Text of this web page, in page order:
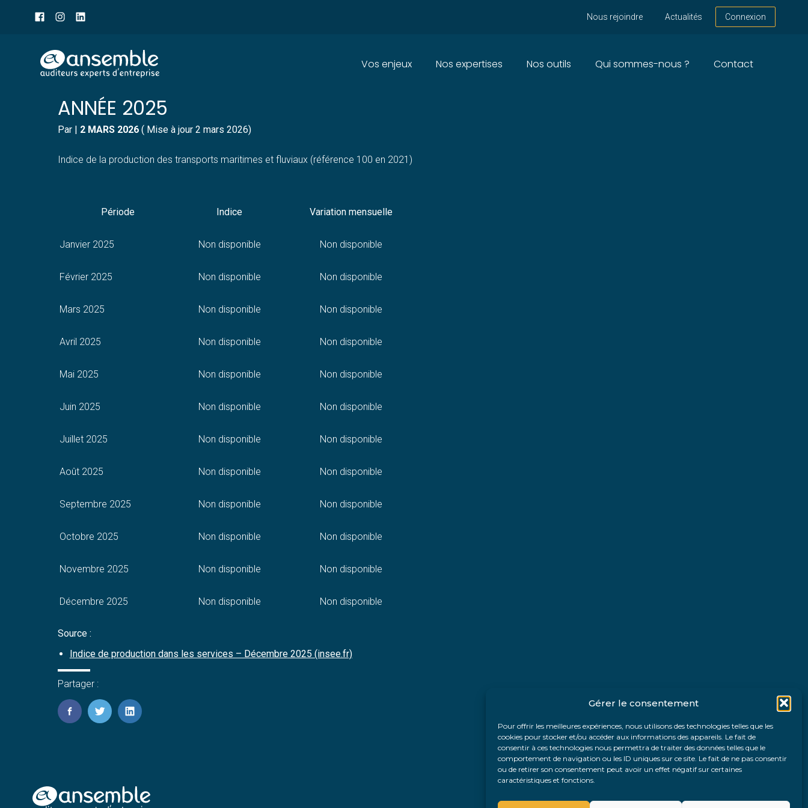
Gérer le consentement
Pour offrir les meilleures expériences, nous utilisons des technologies telles que les
cookies pour stocker et/ou accéder aux informations des appareils. Le fait de
consentir à ces technologies nous permettra de traiter des données telles que le
comportement de navigation ou les ID uniques sur ce site. Le fait de ne pas consentir
ou de retirer son consentement peut avoir un effet négatif sur certaines
caractéristiques et fonctions.
header
Nous rejoindre Actualités Connexion
Aller
au
Principal
Vos enjeux Nos expertises Nos outils Qui sommes-nous ? Contact
INDICE DE LA PRODUCTION DES TRANSPORTS MARITIMES ET FLUVIAUX –
ANNÉE 2025
Par | 2 MARS 2026( Mise à jour 2 mars 2026)
Indice de la production des transports maritimes et fluviaux (référence 100 en 2021)
Période Indice Variation mensuelle
Janvier 2025 Non disponible Non disponible
Février 2025 Non disponible Non disponible
Mars 2025 Non disponible Non disponible
Avril 2025 Non disponible Non disponible
Mai 2025 Non disponible Non disponible
Juin 2025 Non disponible Non disponible
Juillet 2025 Non disponible Non disponible
Août 2025 Non disponible Non disponible
Septembre 2025 Non disponible Non disponible
Octobre 2025 Non disponible Non disponible
Novembre 2025 Non disponible Non disponible
Décembre 2025 Non disponible Non disponible
Source :
Indice de production dans les services – Décembre 2025 (insee.fr)
Partager :
FaceBook
TwitterLinkedIn